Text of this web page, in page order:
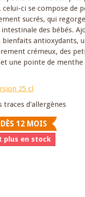
celui-ci se compose de
sucrés, qui
des bébés.
antioxydants,
crémeux, des
une pointe de
25 cl
traces d'allergènes
DÈS 12 MOIS
plus en stock